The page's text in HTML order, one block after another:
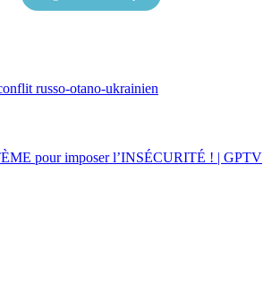
russo-otano-ukrainien
pour imposer l’INSÉCURITÉ ! | GPTV